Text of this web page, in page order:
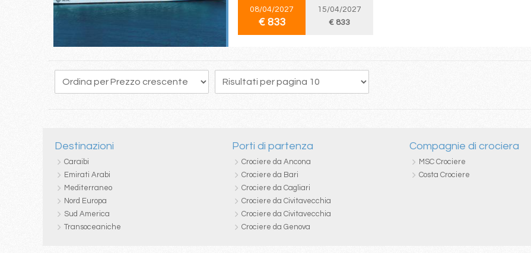
08/04/2027
€ 833
15/04/2027
€ 833
195 196 197 198 199 200 201 202 203 205
Destinazioni
Caraibi
Emirati Arabi
Mediterraneo
Nord Europa
Sud America
Transoceaniche
Porti di partenza
Crociere da Ancona
Crociere da Bari
Crociere da Cagliari
Crociere da Civitavecchia
Crociere da Civitavecchia
Crociere da Genova
Compagnie di crociera
MSC Crociere
Costa Crociere